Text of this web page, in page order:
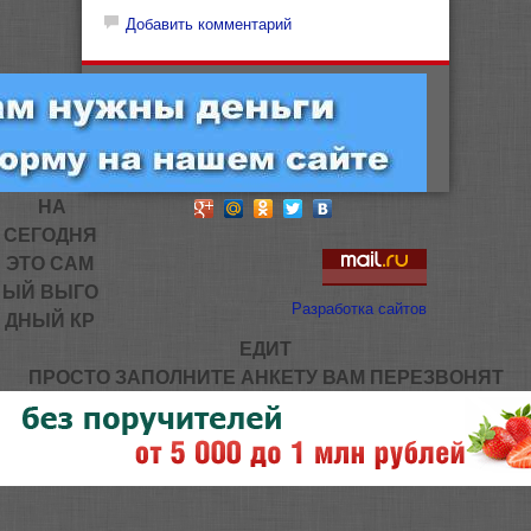
Добавить комментарий
Разработка сайтов
НА
СЕГОДНЯ
ЭТО САМ
ЫЙ ВЫГО
ДНЫЙ КР
ЕДИТ
ПРОСТО ЗАПОЛНИТЕ АНКЕТУ ВАМ ПЕРЕЗВОНЯТ